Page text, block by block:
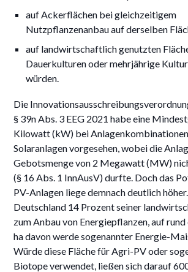
auf Ackerflächen bei gleichzeitigem
Nutzpflanzenanbau auf derselben
auf landwirtschaftlich genutzten
Dauerkulturen oder mehrjährige
würden.
Die
§ 39n Abs. 3 EEG 2021 habe eine
Kilowatt (kW) bei
Solaranlagen vorgesehen, wobei die
Gebotsmenge von 2 Megawatt (MW)
(§ 16 Abs. 1 InnAusV) durfte. Doch das
PV-Anlagen liege demnach deutlich
Deutschland 14 Prozent seiner
zum Anbau von Energiepflanzen, auf
ha davon werde sogenannter Energie-
Würde diese Fläche für Agri-PV oder
Biotope verwendet, ließen sich darauf